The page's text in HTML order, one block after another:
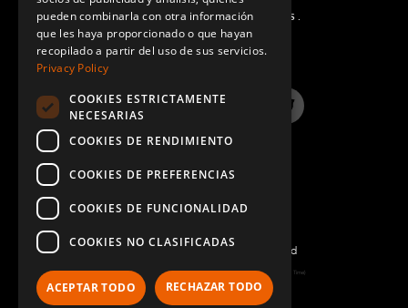
PREGUNTAS MÁS FRECUENTES.
LinkedIn InstagramTwitter
©2022 FlexQube – All rights reserved
Page generated: Sat Aug 08 2026 09:52:56 GMT+0000 (Coordinated Universal Time)
pueden combinarla con otra información
que les haya proporcionado o que hayan
recopilado a partir del uso de sus servicios.
Privacy Policy
COOKIES ESTRICTAMENTE
NECESARIAS
COOKIES DE RENDIMIENTO
COOKIES DE PREFERENCIAS
COOKIES DE FUNCIONALIDAD
COOKIES NO CLASIFICADAS
ACEPTAR TODO RECHAZAR TODO